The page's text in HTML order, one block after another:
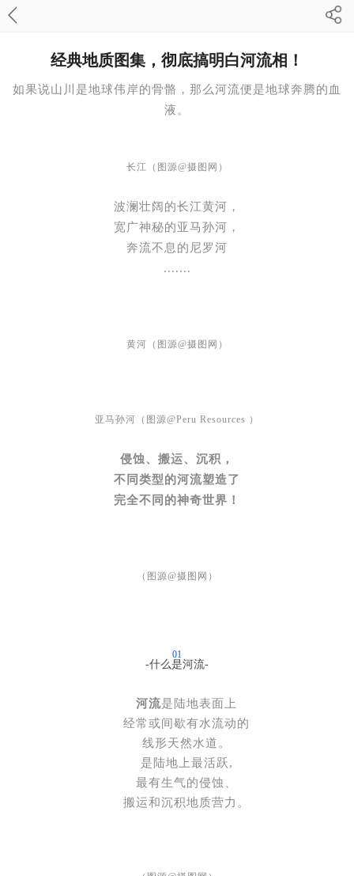
经典地质图集，彻底搞明白河流相！
如果说山川是地球伟岸的骨骼， 那么河流便是地球奔腾的血
液。
长江（图源@摄图网）
波澜壮阔的长江黄河，
宽广神秘的亚马孙河，
奔流不息的尼罗河
.......
黄河（图源@摄图网）
亚马孙河（图源@Peru Resources ）
侵蚀、搬运、沉积，
不同类型的河流塑造了
完全不同的神奇世界！
（图源@摄图网）
01
-什么是河流-
河流是陆地表面上
经常或间歇有水流动的
线形天然水道。
是陆地上最活跃,
最有生气的侵蚀、
搬运和沉积地质营力。